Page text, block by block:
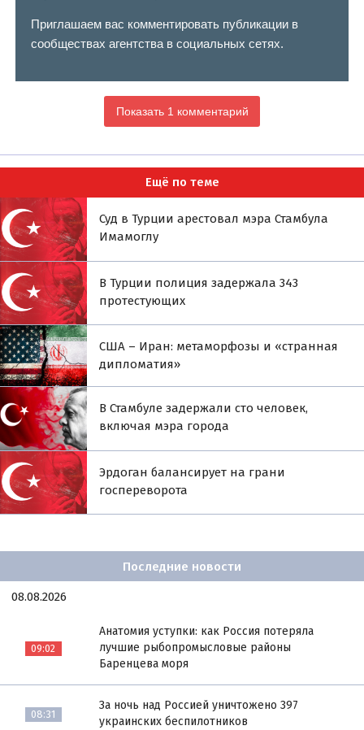
Приглашаем вас комментировать публикации в
сообществах агентства в социальных сетях.
Показать 1 комментарий
Ещё по теме
Суд в Турции арестовал мэра Стамбула
Имамоглу
В Турции полиция задержала 343
протестующих
США – Иран: метаморфозы и «странная
дипломатия»
В Стамбуле задержали сто человек,
включая мэра города
Эрдоган балансирует на грани
госпереворота
Последние новости
08.08.2026
09:02
Анатомия уступки: как Россия потеряла
лучшие рыбопромысловые районы
Баренцева моря
08:31
За ночь над Россией уничтожено 397
украинских беспилотников